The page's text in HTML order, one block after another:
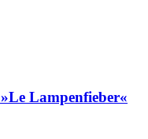
Lampenfieber«